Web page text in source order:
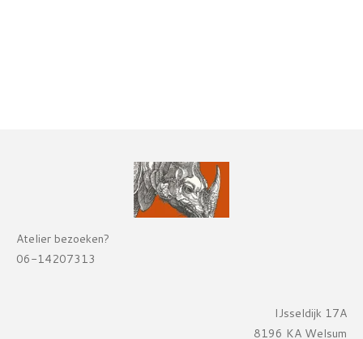
Atelier bezoeken?
06-14207313
IJsseldijk 17A
8196 KA Welsum